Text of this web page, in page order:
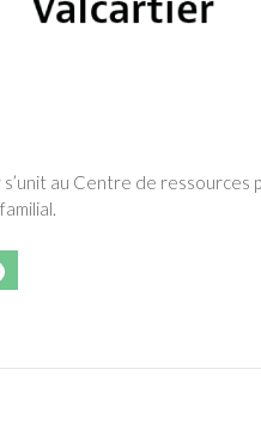
s’unit au Centre de